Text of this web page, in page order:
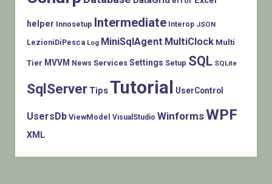
helper Innosetup Intermediate Interop JSON
LezioniDiPesca Log MiniSqlAgent MultiClock Multi
Tier MVVM News Services Settings Setup SQL SQLite
SqlServer TipsTutorial UserControl
UsersDb ViewModel VisualStudio WinformsWPF
XML